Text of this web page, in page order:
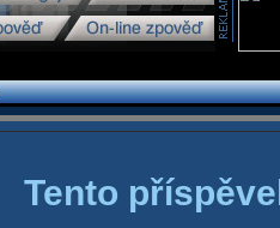
Tento